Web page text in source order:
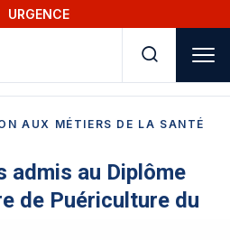
URGENCE
AUX MÉTIERS DE LA SANTÉ
admis au Diplôme
de Puériculture du